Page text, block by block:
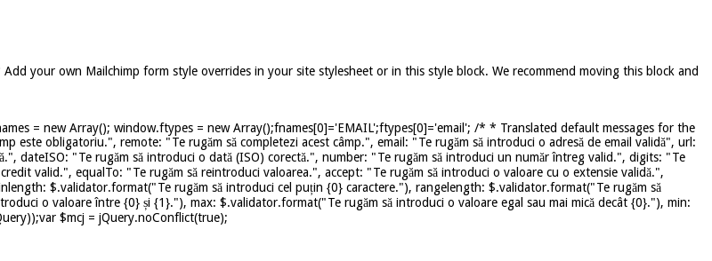
your own Mailchimp form style overrides in your site stylesheet or in this style block. We recommend moving this block and
= new Array(); window.ftypes = new Array();fnames[0]='EMAIL';ftypes[0]='email'; /* * Translated default messages for the
este obligatoriu.", remote: "Te rugăm să completezi acest câmp.", email: "Te rugăm să introduci o adresă de email validă", url:
dateISO: "Te rugăm să introduci o dată (ISO) corectă.", number: "Te rugăm să introduci un număr întreg valid.", digits: "Te
valid.", equalTo: "Te rugăm să reintroduci valoarea.", accept: "Te rugăm să introduci o valoare cu o extensie validă.",
$.validator.format("Te rugăm să introduci cel puțin {0} caractere."), rangelength: $.validator.format("Te rugăm să
o valoare între {0} și {1}."), max: $.validator.format("Te rugăm să introduci o valoare egal sau mai mică decât {0}."), min:
$mcj = jQuery.noConflict(true);